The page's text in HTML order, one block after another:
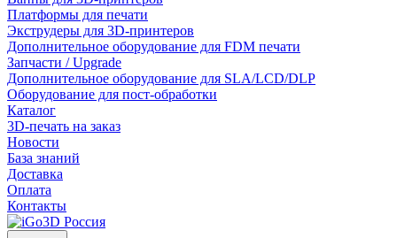
Платформы для печати
Экструдеры для 3D-принтеров
Дополнительное оборудование для FDM печати
Запчасти / Upgrade
Дополнительное оборудование для SLA/LCD/DLP
Оборудование для пост-обработки
Каталог
3D-печать на заказ
Новости
База знаний
Доставка
Оплата
Контакты